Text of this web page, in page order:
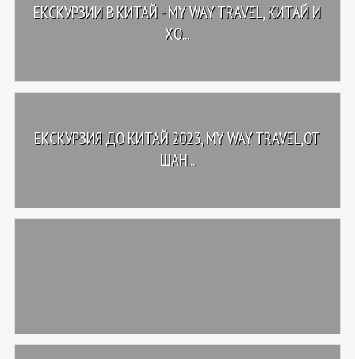
ЕКСКУРЗИИ В КИТАЙ - MY WAY TRAVEL, КИТАЙ И
ХО...
ЕКСКУРЗИЯ ДО КИТАЙ 2023, MY WAY TRAVEL,ОТ
ШАН...